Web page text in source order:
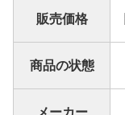
販売価格
商品の状態